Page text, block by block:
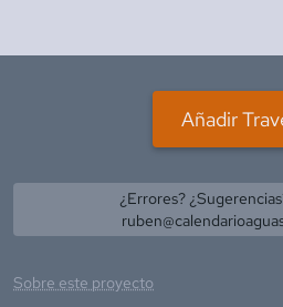
Añadir
¿Errores?
Sobre este proyecto